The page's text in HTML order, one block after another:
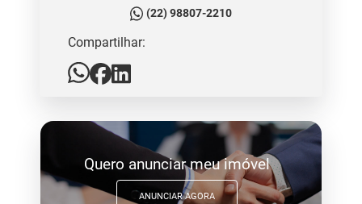
(22) 98807-2210
Compartilhar:
Quero anunciar meu imóvel
ANUNCIAR AGORA